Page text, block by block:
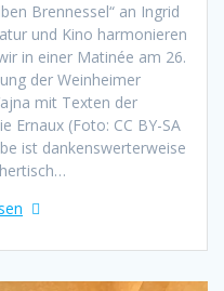
Brennessel“ an Ingrid
und Kino harmonieren
in einer Matinée am 26.
der Weinheimer
mit Texten der
Ernaux (Foto: CC BY-SA
ist dankenswerterweise